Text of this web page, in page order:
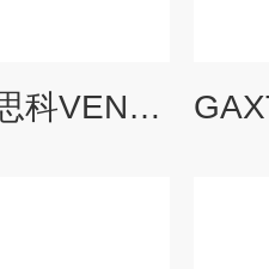
VENTIS MX4英思科VENTIS MX4四合一二氧化硫检测仪